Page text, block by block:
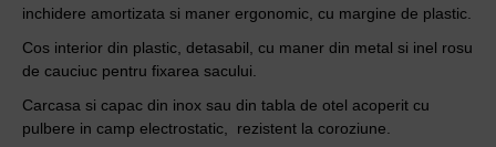
inchidere amortizata si maner ergonomic, cu margine de plastic.
Cos interior din plastic, detasabil, cu maner din metal si inel rosu
de cauciuc pentru fixarea sacului.
Carcasa si capac din inox sau din tabla de otel acoperit cu
pulbere in camp electrostatic, rezistent la coroziune.